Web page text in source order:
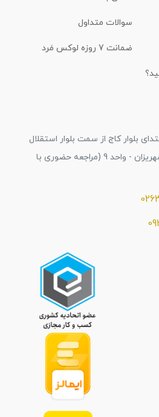
سوالات متداول
ضمانت 7 روزه لوکس مَرد
بلوار کاج از سمت بلوار استقلال
- پلاک 23 - ساختمان اداری مهریزان - واحد 9 (مراجعه حضوری با